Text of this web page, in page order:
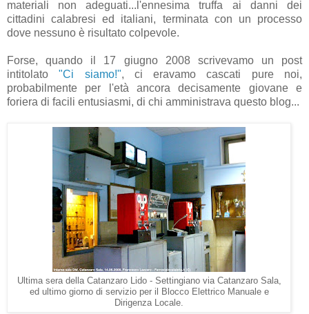
materiali non adeguati...l'ennesima truffa ai danni dei
cittadini calabresi ed italiani, terminata con un processo
dove nessuno è risultato colpevole.
Forse, quando il 17 giugno 2008 scrivevamo un post
intitolato"Ci siamo!", ci eravamo cascati pure noi,
probabilmente per l'età ancora decisamente giovane e
foriera di facili entusiasmi, di chi amministrava questo blog...
Ultima sera della Catanzaro Lido - Settingiano via Catanzaro Sala,
ed ultimo giorno di servizio per il Blocco Elettrico Manuale e
Dirigenza Locale.